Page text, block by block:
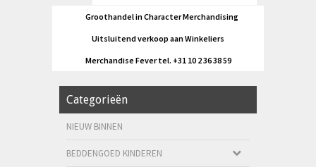
Groothandel in Character Merchandising
Uitsluitend verkoop aan Winkeliers
Merchandise Fever tel. +31 10 2 36 38 59
Categorieën
NIEUW BINNEN
BEDDENGOED KINDEREN